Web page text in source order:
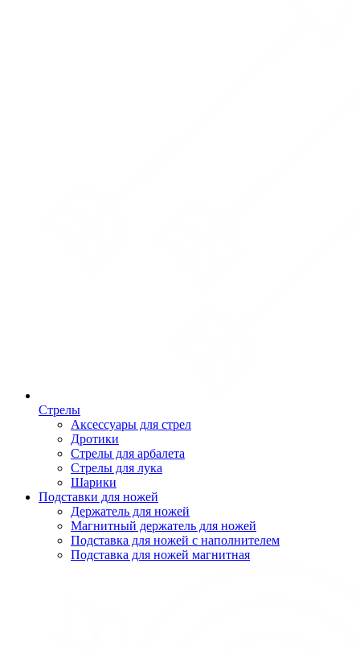
Стрелы
Аксессуары для стрел
Дротики
Стрелы для арбалета
Стрелы для лука
Шарики
Подставки для ножей
Держатель для ножей
Магнитный держатель для ножей
Подставка для ножей с наполнителем
Подставка для ножей магнитная